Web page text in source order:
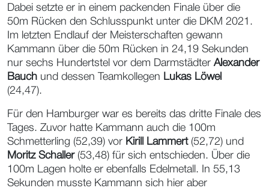
Dabei setzte er in einem packenden Finale über die
50m Rücken den Schlusspunkt unter die DKM 2021.
Im letzten Endlauf der Meisterschaften gewann
Kammann über die 50m Rücken in 24,19 Sekunden
nur sechs Hundertstel vor dem Darmstädter Alexander
Bauch und dessen Teamkollegen Lukas Löwel
(24,47).
Für den Hamburger war es bereits das dritte Finale des
Tages. Zuvor hatte Kammann auch die 100m
Schmetterling (52,39) vor Kirill Lammert(52,72) und
Moritz Schaller(53,48) für sich entschieden. Über die
100m Lagen holte er ebenfalls Edelmetall. In 55,13
Sekunden musste Kammann sich hier aber